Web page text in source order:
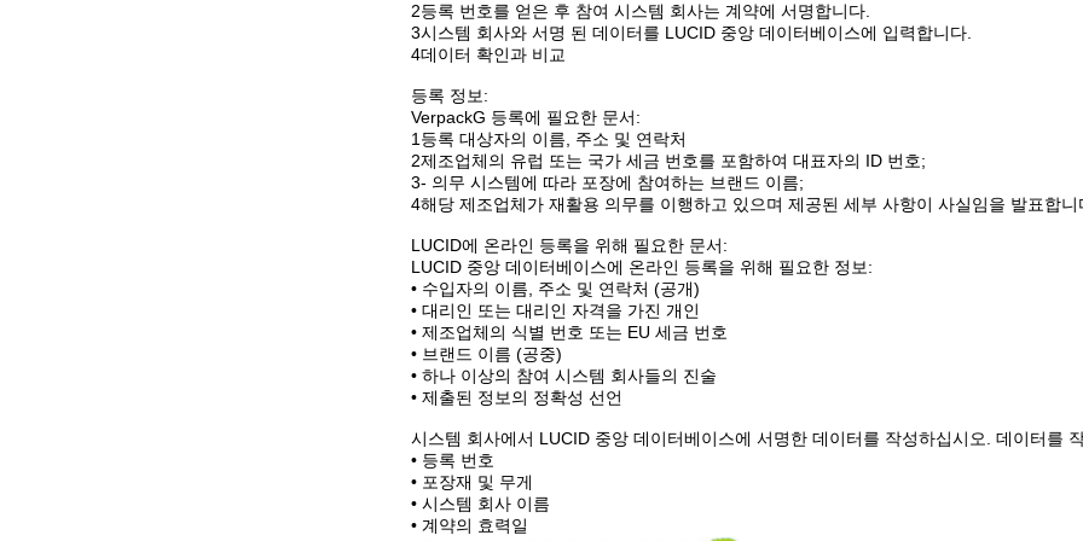
2등록 번호를 얻은 후 참여 시스템 회사는 계약에 서명합니다.
3시스템 회사와 서명 된 데이터를 LUCID 중앙 데이터베이스에 입력합니다.
4데이터 확인과 비교
등록 정보:
VerpackG 등록에 필요한 문서:
1등록 대상자의 이름, 주소 및 연락처
2제조업체의 유럽 또는 국가 세금 번호를 포함하여 대표자의 ID 번호;
3- 의무 시스템에 따라 포장에 참여하는 브랜드 이름;
4해당 제조업체가 재활용 의무를 이행하고 있으며 제공된 세부 사항이 사실임을 발표합니
LUCID에 온라인 등록을 위해 필요한 문서:
LUCID 중앙 데이터베이스에 온라인 등록을 위해 필요한 정보:
• 수입자의 이름, 주소 및 연락처 (공개)
• 대리인 또는 대리인 자격을 가진 개인
• 제조업체의 식별 번호 또는 EU 세금 번호
• 브랜드 이름 (공중)
• 하나 이상의 참여 시스템 회사들의 진술
• 제출된 정보의 정확성 선언
시스템 회사에서 LUCID 중앙 데이터베이스에 서명한 데이터를 작성하십시오. 데이터를
• 등록 번호
• 포장재 및 무게
• 시스템 회사 이름
• 계약의 효력일